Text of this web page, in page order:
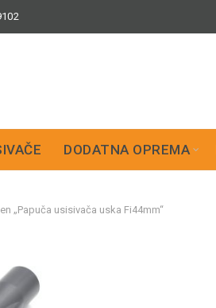
DODATNA OPREMA
„Papuča usisivača uska Fi44mm“